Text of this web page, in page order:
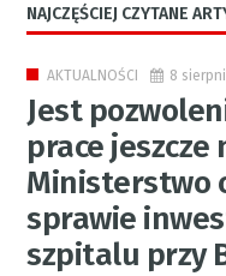
NAJCZĘŚCIEJ CZYTANE
AKTUALNOŚCI 8
Jest
prace jeszcze
Ministerstwo
sprawie
szpitalu przy